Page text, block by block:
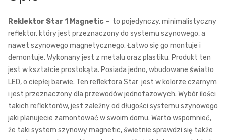
Reklektor Star 1 Magnetic – to pojedynczy, minimalistyczny
reflektor, który jest przeznaczony do systemu szynowego, a
nawet szynowego magnetycznego. Łatwo się go montuje i
demontuje. Wykonany jest z metalu oraz plastiku. Produkt ten
jest w kształcie prostokąta. Posiada jedno, wbudowane światło
LED, o ciepłej barwie. Ten reflektora Star jest w kolorze czarnym
i jest przeznaczony dla przewodów jednofazowych. Wybór ilości
takich reflektorów, jest zależny od długości systemu szynowego
jaki planujecie zamontować w swoim domu. Warto wspomnieć,
że taki system szynowy magnetic, świetnie sprawdzi się także